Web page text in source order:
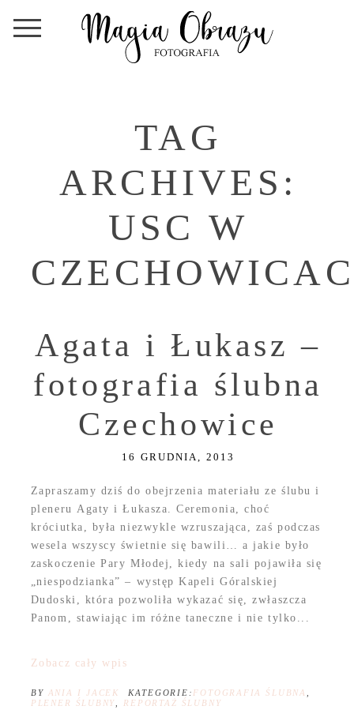
TAG
ARCHIVES:
USC W
Agata i Łukasz –
fotografia ślubna
Czechowice
16 GRUDNIA, 2013
Zapraszamy dziś do obejrzenia materiału ze ślubu i
pleneru Agaty i Łukasza. Ceremonia, choć
króciutka, była niezwykle wzruszająca, zaś podczas
wesela wszyscy świetnie się bawili… a jakie było
zaskoczenie Pary Młodej, kiedy na sali pojawiła się
„niespodzianka” – występ Kapeli Góralskiej
Dudoski, która pozwoliła wykazać się, zwłaszcza
Panom, stawiając im różne taneczne i nie tylko...
Zobacz cały wpis
BY ANIA I JACEK KATEGORIE: FOTOGRAFIA ŚLUBNA ,
PLENER ŚLUBNY, REPORTAŻ ŚLUBNY